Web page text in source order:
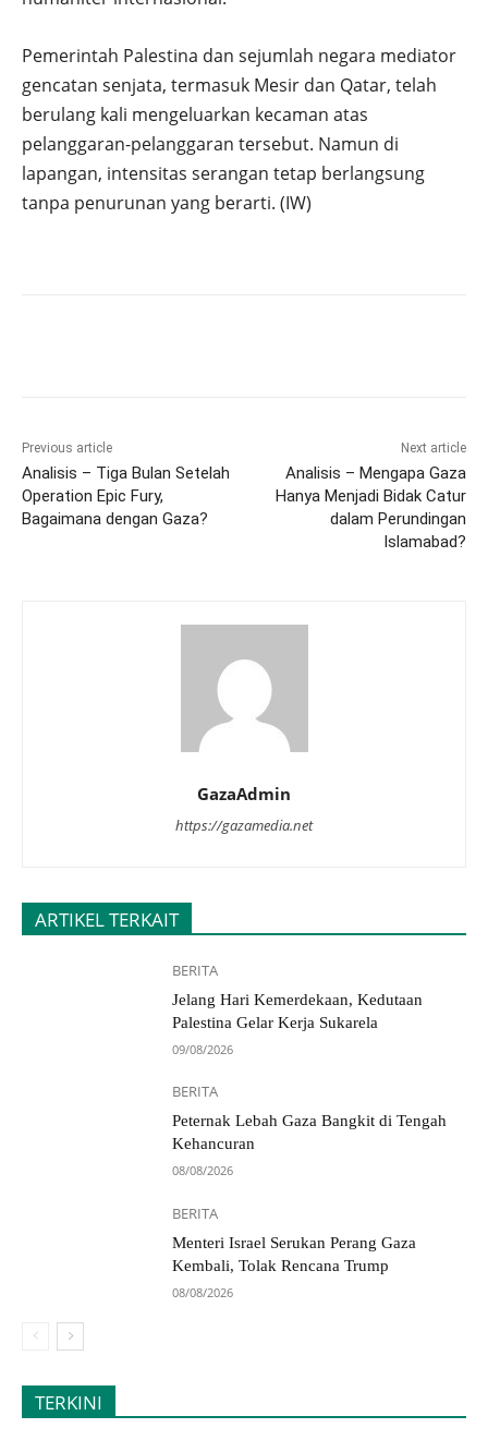
Pemerintah Palestina dan sejumlah negara mediator
gencatan senjata, termasuk Mesir dan Qatar, telah
berulang kali mengeluarkan kecaman atas
pelanggaran-pelanggaran tersebut. Namun di
lapangan, intensitas serangan tetap berlangsung
tanpa penurunan yang berarti. (IW)
Previous article
Analisis – Tiga Bulan Setelah
Operation Epic Fury,
Bagaimana dengan Gaza?
Next article
Analisis – Mengapa Gaza
Hanya Menjadi Bidak Catur
dalam Perundingan
Islamabad?
GazaAdmin
https://gazamedia.net
ARTIKEL TERKAIT
BERITA
Jelang Hari Kemerdekaan, Kedutaan
Palestina Gelar Kerja Sukarela
09/08/2026
BERITA
Peternak Lebah Gaza Bangkit di Tengah
Kehancuran
08/08/2026
BERITA
Menteri Israel Serukan Perang Gaza
Kembali, Tolak Rencana Trump
08/08/2026
TERKINI